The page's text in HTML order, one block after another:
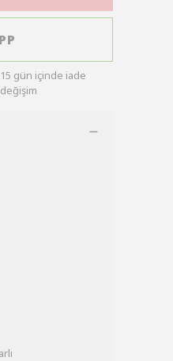
15 gün içinde iade
değişim